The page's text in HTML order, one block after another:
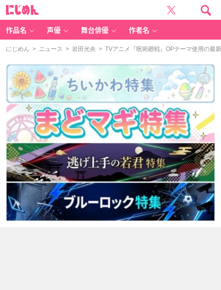
作品名 声優 舞台俳優 作者名
にじめん > ニュース > 岩田光央 > TVアニメ『呪術廻戦』OPテーマ使用の最